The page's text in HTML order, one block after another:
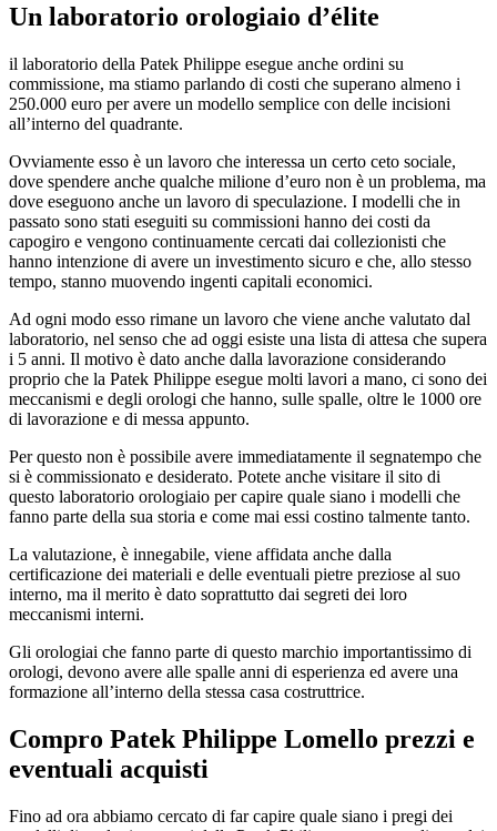
Un laboratorio orologiaio d’élite
il laboratorio della Patek Philippe esegue anche ordini su
commissione, ma stiamo parlando di costi che superano almeno i
250.000 euro per avere un modello semplice con delle incisioni
all’interno del quadrante.
Ovviamente esso è un lavoro che interessa un certo ceto sociale,
dove spendere anche qualche milione d’euro non è un problema, ma
dove eseguono anche un lavoro di speculazione. I modelli che in
passato sono stati eseguiti su commissioni hanno dei costi da
capogiro e vengono continuamente cercati dai collezionisti che
hanno intenzione di avere un investimento sicuro e che, allo stesso
tempo, stanno muovendo ingenti capitali economici.
Ad ogni modo esso rimane un lavoro che viene anche valutato dal
laboratorio, nel senso che ad oggi esiste una lista di attesa che supera
i 5 anni. Il motivo è dato anche dalla lavorazione considerando
proprio che la Patek Philippe esegue molti lavori a mano, ci sono dei
meccanismi e degli orologi che hanno, sulle spalle, oltre le 1000 ore
di lavorazione e di messa appunto.
Per questo non è possibile avere immediatamente il segnatempo che
si è commissionato e desiderato. Potete anche visitare il sito di
questo laboratorio orologiaio per capire quale siano i modelli che
fanno parte della sua storia e come mai essi costino talmente tanto.
La valutazione, è innegabile, viene affidata anche dalla
certificazione dei materiali e delle eventuali pietre preziose al suo
interno, ma il merito è dato soprattutto dai segreti dei loro
meccanismi interni.
Gli orologiai che fanno parte di questo marchio importantissimo di
orologi, devono avere alle spalle anni di esperienza ed avere una
formazione all’interno della stessa casa costruttrice.
Compro Patek Philippe Lomello prezzi e
eventuali acquisti
Fino ad ora abbiamo cercato di far capire quale siano i pregi dei